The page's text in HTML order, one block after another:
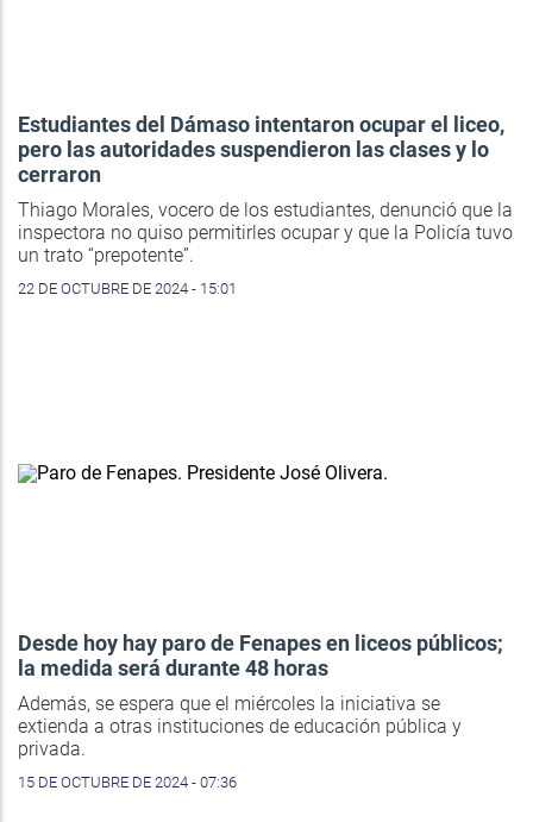
Estudiantes del Dámaso intentaron ocupar el liceo,
pero las autoridades suspendieron las clases y lo
cerraron
Thiago Morales, vocero de los estudiantes, denunció que la
inspectora no quiso permitirles ocupar y que la Policía tuvo
un trato “prepotente”.
22 DE OCTUBRE DE 2024 - 15:01
Desde hoy hay paro de Fenapes en liceos públicos;
la medida será durante 48 horas
Además, se espera que el miércoles la iniciativa se
extienda a otras instituciones de educación pública y
privada.
15 DE OCTUBRE DE 2024 - 07:36